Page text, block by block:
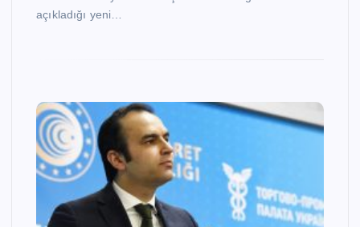
açıkladığı yeni…